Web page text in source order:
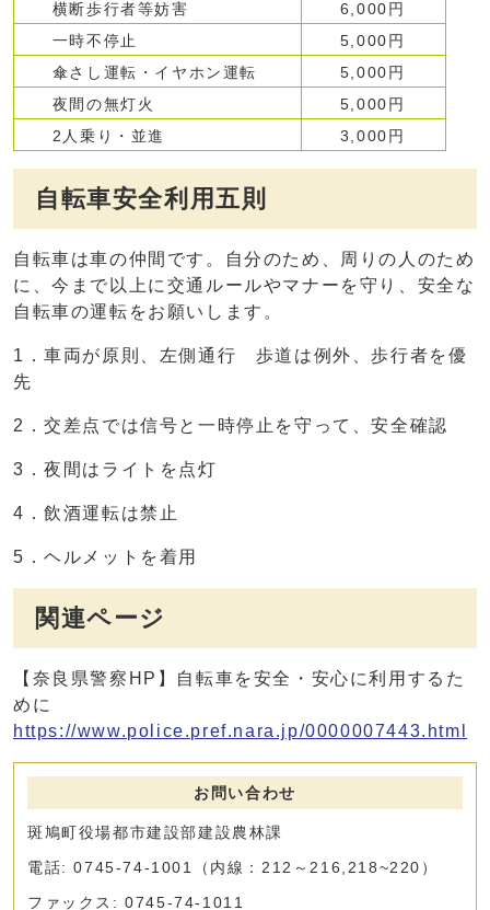
横断歩行者等妨害
6,000円
一時不停止
5,000円
傘さし運転・イヤホン運転
5,000円
夜間の無灯火
5,000円
2人乗り・並進
3,000円
自転車安全利用五則
自転車は車の仲間です。自分のため、周りの人のため
に、今まで以上に交通ルールやマナーを守り、安全な
自転車の運転をお願いします。
1．車両が原則、左側通行 歩道は例外、歩行者を優
先
2．交差点では信号と一時停止を守って、安全確認
3．夜間はライトを点灯
4．飲酒運転は禁止
5．ヘルメットを着用
関連ページ
【奈良県警察HP】自転車を安全・安心に利用するた
めに
https://www.police.pref.nara.jp/0000007443.html
お問い合わせ
斑鳩町役場都市建設部建設農林課
電話: 0745-74-1001（内線：212～216,218~220）
ファックス: 0745-74-1011